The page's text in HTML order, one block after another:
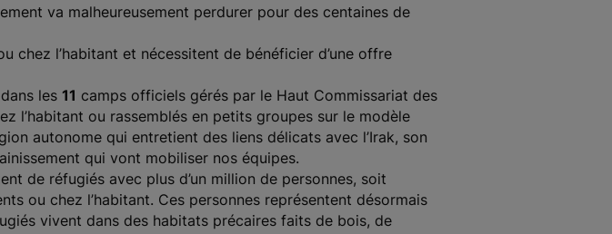
va malheureusement perdurer pour des centaines de
chez l’habitant et nécessitent de bénéficier d’une offre
les 11 camps officiels gérés par le Haut Commissariat des
l’habitant ou rassemblés en petits groupes sur le modèle
autonome qui entretient des liens délicats avec l’Irak, son
qui vont mobiliser nos équipes.
de réfugiés avec plus d’un million de personnes, soit
ou chez l’habitant. Ces personnes représentent désormais
vivent dans des habitats précaires faits de bois, de